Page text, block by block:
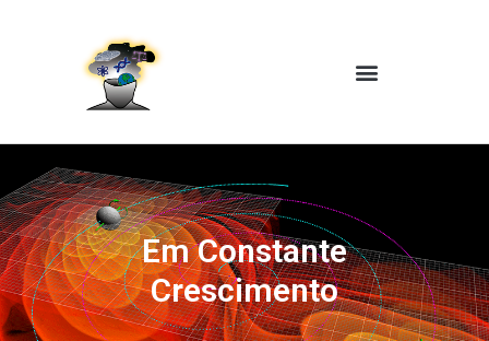
Em Constante
Crescimento